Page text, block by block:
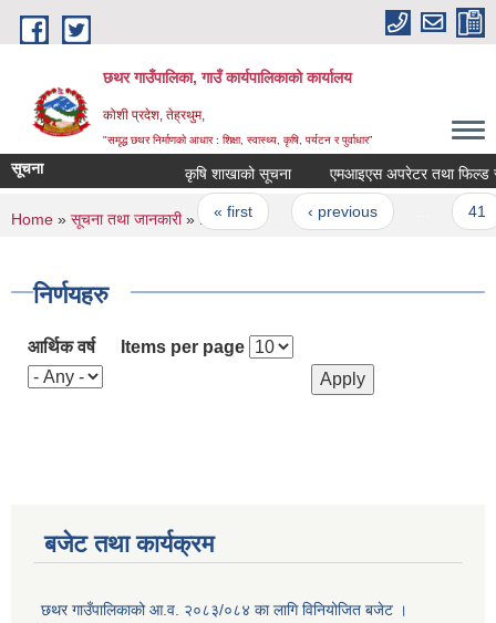
Skip to main content
छथर गाउँपालिका, गाउँ कार्यपालिकाको कार्यालय
कोशी प्रदेश, तेह्रथुम,
"समृद्ध छथर निर्माणको आधार : शिक्षा, स्वास्थ्य, कृषि, पर्यटन र पुर्वाधार”
सूचना कृषि शाखाको सूचना एमआइएस अपरेटर तथा फिल्ड
Pages
« first ‹ previous
You are here
Home » सूचना तथा जानकारी» निर्णयहरु
निर्णयहरु
आर्थिक वर्ष Items per page
बजेट तथा कार्यक्रम
छथर गाउँपालिकाको आ.व. २०८३/०८४ का लागि विनियोजित बजेट ।